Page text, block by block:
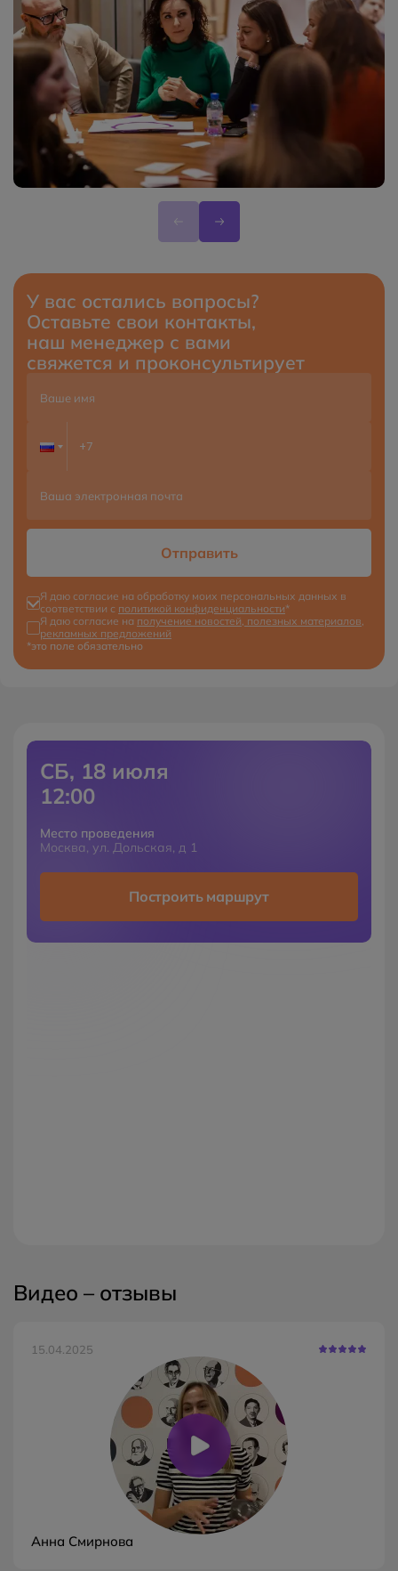
У вас остались вопросы?
Оставьте свои контакты,
наш менеджер с вами
свяжется и проконсультирует
Отправить
Я даю согласие на обработку моих персональных данных в
соответствии с политикой конфиденциальности*
Я даю согласие на получение новостей, полезных материалов,
рекламных предложений
*это поле обязательно
СБ, 18 июля
12:00
Место проведения
Москва, ул. Дольская, д 1
Построить маршрут
Видео – отзывы
15.04.2025
Анна Смирнова